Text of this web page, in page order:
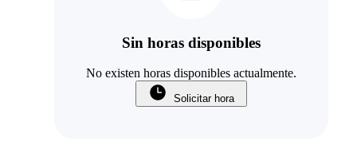
Sin horas disponibles
No existen horas disponibles actualmente.
Solicitar hora